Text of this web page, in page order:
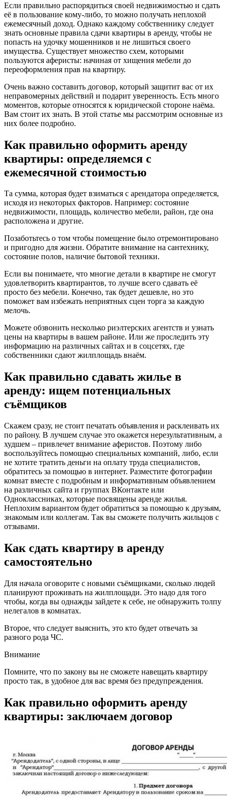
Если правильно распорядиться своей недвижимостью и сдать
её в пользование кому-либо, то можно получать неплохой
ежемесячный доход. Однако каждому собственнику следует
знать основные правила сдачи квартиры в аренду, чтобы не
попасть на удочку мошенников и не лишиться своего
имущества. Существует множество схем, которыми
пользуются аферисты: начиная от хищения мебели до
переоформления прав на квартиру.
Очень важно составить договор, который защитит вас от их
неправомерных действий и подарит уверенность. Есть много
моментов, которые относятся к юридической стороне наёма.
Вам стоит их знать. В этой статье мы рассмотрим основные из
них более подробно.
Как правильно оформить аренду
квартиры: определяемся с
ежемесячной стоимостью
Та сумма, которая будет взиматься с арендатора определяется,
исходя из некоторых факторов. Например: состояние
недвижимости, площадь, количество мебели, район, где она
расположена и другие.
Позаботьтесь о том чтобы помещение было отремонтировано
и пригодно для жизни. Обратите внимание на сантехнику,
состояние полов, наличие бытовой техники.
Если вы понимаете, что многие детали в квартире не смогут
удовлетворить квартирантов, то лучше всего сдавать её
просто без мебели. Конечно, так будет дешевле, но это
поможет вам избежать неприятных сцен торга за каждую
мелочь.
Можете обзвонить несколько риэлтерских агентств и узнать
цены на квартиры в вашем районе. Или же проследить эту
информацию на различных сайтах и в соцсетях, где
собственники сдают жилплощадь внаём.
Как правильно сдавать жилье в
аренду: ищем потенциальных
съёмщиков
Скажем сразу, не стоит печатать объявления и расклеивать их
по району. В лучшем случае это окажется нерезультативным, а
худшем – привлечет внимание аферистов. Поэтому либо
воспользуйтесь помощью специальных компаний, либо, если
не хотите тратить деньги на оплату труда специалистов,
обратитесь за помощью в интернет. Разместите фотографии
комнат вместе с подробным и информативным объявлением
на различных сайта и группах ВКонтакте или
Одноклассниках, которые посвящены аренде жилья.
Неплохим вариантом будет обратиться за помощью к друзьям,
знакомым или коллегам. Так вы сможете получить жильцов с
отзывами.
Как сдать квартиру в аренду
самостоятельно
Для начала оговорите с новыми съёмщиками, сколько людей
планируют проживать на жилплощади. Это надо для того
чтобы, когда вы однажды зайдете к себе, не обнаружить толпу
нелегалов в комнатах.
Второе, что следует выяснить, это кто будет отвечать за
разного рода ЧС.
Внимание
Помните, что по закону вы не сможете навещать квартиру
просто так, в удобное для вас время без предупреждения.
Как правильно оформить аренду
квартиры: заключаем договор